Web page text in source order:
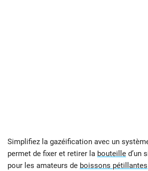
Simplifiez la gazéification avec un
permet de fixer et retirer la bouteille d’un
pour les amateurs de boissons pétillantes